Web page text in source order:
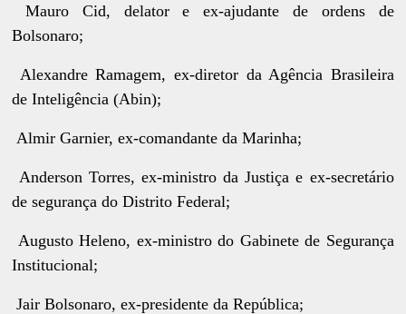
Mauro Cid, delator e ex-ajudante de ordens de
Bolsonaro;
Alexandre Ramagem, ex-diretor da Agência Brasileira
de Inteligência (Abin);
Almir Garnier, ex-comandante da Marinha;
Anderson Torres, ex-ministro da Justiça e ex-secretário
de segurança do Distrito Federal;
Augusto Heleno, ex-ministro do Gabinete de Segurança
Institucional;
Jair Bolsonaro, ex-presidente da República;